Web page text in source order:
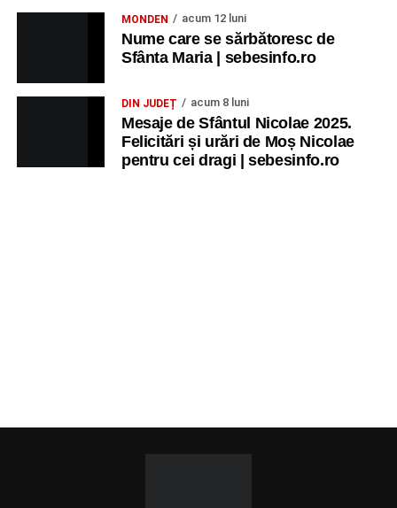
MONDEN acum 12 luni
Nume care se sărbătoresc de
Sfânta Maria | sebesinfo.ro
DIN JUDEȚ acum 8 luni
Mesaje de Sfântul Nicolae 2025.
Felicitări și urări de Moș Nicolae
pentru cei dragi | sebesinfo.ro